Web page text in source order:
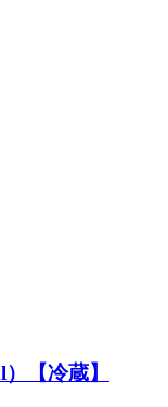
【冷蔵】